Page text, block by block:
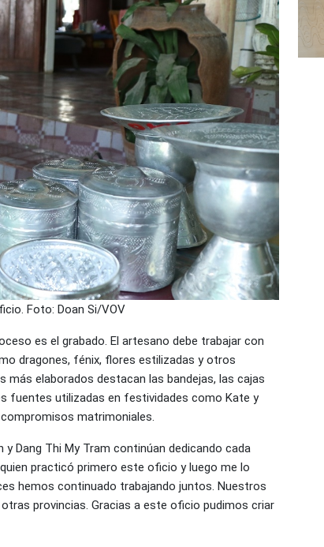
Foto: Doan Si/VOV
es el grabado. El artesano debe trabajar con
dragones, fénix, flores estilizadas y otros
elaborados destacan las bandejas, las cajas
fuentes utilizadas en festividades como Kate y
matrimoniales.
y Dang Thi My Tram continúan dedicando cada
practicó primero este oficio y luego me lo
hemos continuado trabajando juntos. Nuestros
provincias. Gracias a este oficio pudimos criar